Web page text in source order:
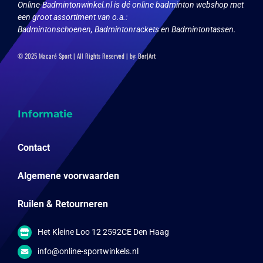
Online-Badmintonwinkel.nl is dé online badminton webshop met
een groot assortiment van o.a.:
Badmintonschoenen, Badmintonrackets en Badmintontassen.
© 2025 Macaré Sport | All Rights Reserved | by:Ber|Art
Informatie
Contact
Algemene voorwaarden
Ruilen & Retourneren
Het Kleine Loo 12 2592CE Den Haag
info@online-sportwinkels.nl